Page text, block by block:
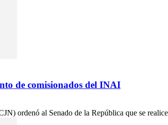
de comisionados del INAI
ordenó al Senado de la República que se